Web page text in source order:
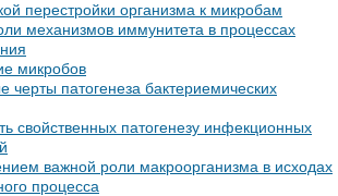
перестройки организма к микробам
механизмов иммунитета в процессах
микробов
черты патогенеза бактериемических
свойственных патогенезу инфекционных
важной роли макроорганизма в исходах
процесса